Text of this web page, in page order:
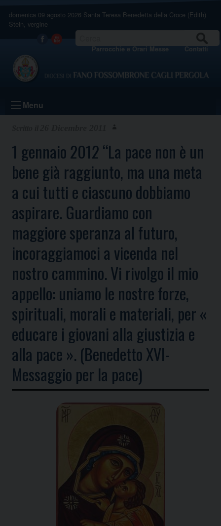
content
domenica 09 agosto 2026 Santa Teresa Benedetta della Croce (Edith)
Stein, vergine
Facebook
Youtube Parrocchie e Orari Messe Contatti
Menu
1 gennaio 2012 “La pace non è un
bene già raggiunto, ma una meta
a cui tutti e ciascuno dobbiamo
aspirare. Guardiamo con
maggiore speranza al futuro,
incoraggiamoci a vicenda nel
nostro cammino. Vi rivolgo il mio
appello: uniamo le nostre forze,
spirituali, morali e materiali, per «
educare i giovani alla giustizia e
alla pace ». (Benedetto XVI-
Messaggio per la pace)